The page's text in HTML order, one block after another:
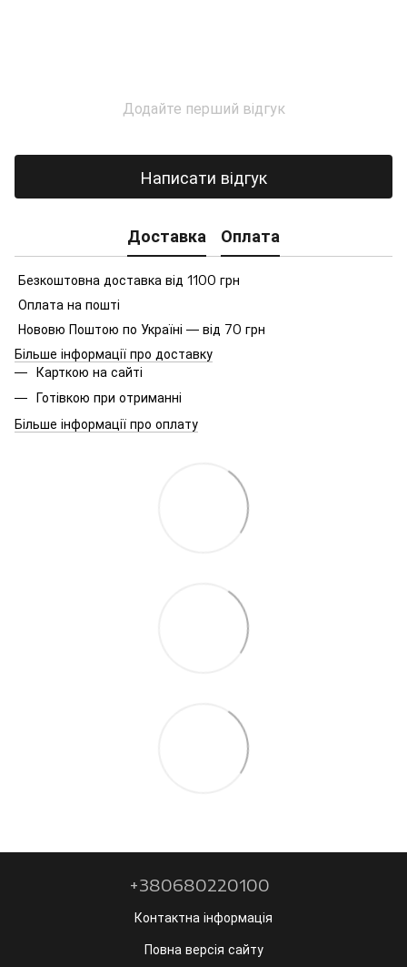
Додайте перший відгук
Написати відгук
Доставка Оплата
Безкоштовна доставка від 1100 грн
Оплата на пошті
Нововю Поштою по Україні — від 70 грн
Більше інформації про доставку
Карткою на сайті
Готівкою при отриманні
Більше інформації про оплату
+380680220100
Контактна інформація
Повна версія сайту